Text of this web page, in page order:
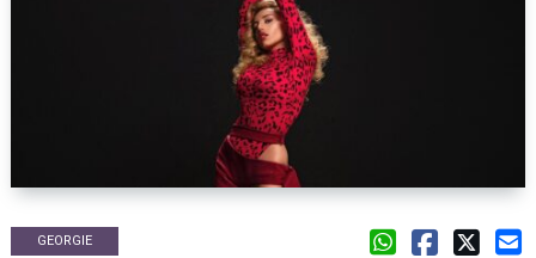
GEORGIE